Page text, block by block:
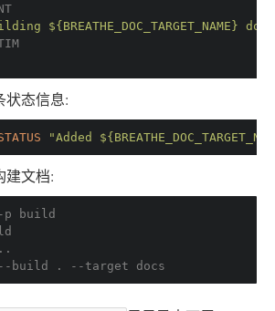
状态信息:
"Added
建文档:
p build
--build . --target docs